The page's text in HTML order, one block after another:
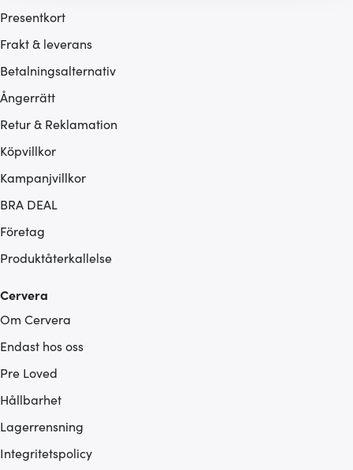
som du vill dela med dig av.
Presentkort
Frakt & leverans
Betalningsalternativ
Ångerrätt
Retur & Reklamation
Köpvillkor
Kampanjvillkor
BRA DEAL
Företag
Produktåterkallelse
Cervera
Om Cervera
Endast hos oss
Pre Loved
Hållbarhet
Lagerrensning
Integritetspolicy